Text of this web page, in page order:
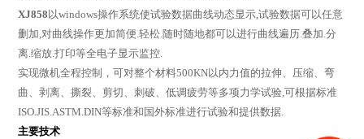
XJ858 以windows操作系统使试验数据曲线动态显示,试验数据可以任意
删加,对曲线操作更加简便.轻松.随时随地都可以进行曲线遍历.叠加.分
离.缩放.打印等全电子显示监控.
实现微机全程控制，可对整个材料500KN以内力值的拉伸、压缩、弯
曲、剥离、撕裂、剪切、刺破、低调疲劳等多项力学试验,可根据标准
ISO.JIS.ASTM.DIN等标准和国外标准进行试验和提供数据.
主要技术